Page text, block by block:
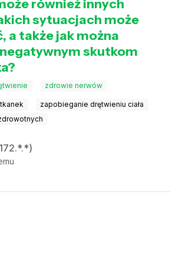
również innych
sytuacjach może
a także jak można
skutkom
zdrowie nerwów
zapobieganie drętwieniu ciała